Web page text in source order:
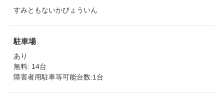
すみともないかびょういん
駐車場
あり
無料: 14台
障害者用駐車等可能台数:1台